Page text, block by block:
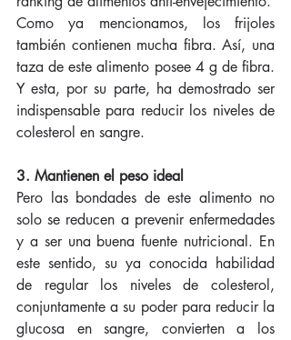
Como ya mencionamos, los frijoles
también contienen mucha fibra. Así, una
taza de este alimento posee 4 g de fibra.
Y esta, por su parte, ha demostrado ser
indispensable para reducir los niveles de
colesterol en sangre.
3. Mantienen el peso ideal
Pero las bondades de este alimento no
solo se reducen a prevenir enfermedades
y a ser una buena fuente nutricional. En
este sentido, su ya conocida habilidad
de regular los niveles de colesterol,
conjuntamente a su poder para reducir la
glucosa en sangre, convierten a los